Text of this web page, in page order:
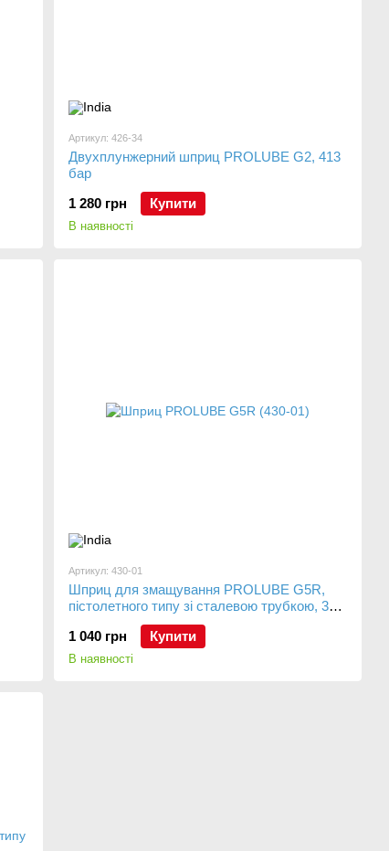
Артикул: 426-34
Двухплунжерний шприц PROLUBE G2, 413
бар
1 280 грн
Купити
В наявності
Артикул: 430-01
Шприц для змащування PROLUBE G5R,
пістолетного типу зі сталевою трубкою, 345
1 040 грн
Купити
В наявності